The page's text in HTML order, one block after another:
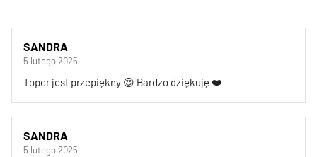
SANDRA
5 lutego 2025
Toper jest przepiękny 😍 Bardzo dziękuję ❤️
SANDRA
5 lutego 2025